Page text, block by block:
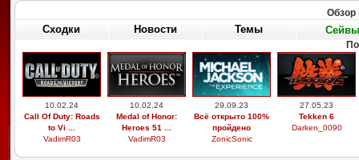
Обзор
Сходки Новости Темы Сейвы
10.02.24
Call Of Duty: Roads
to Vi ...
VadimR03
10.02.24
Medal of Honor:
Heroes 51 ...
VadimR03
29.09.23
Всё открыто 100%
пройдено
ZonicSonic
27.05.23
Tekken 6
Darken_0090